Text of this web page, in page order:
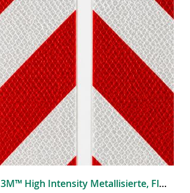
3M™ High Intensity Metallisierte, Flexible, Prismatische Fahrzeugwarnmarkierung Serie 823i